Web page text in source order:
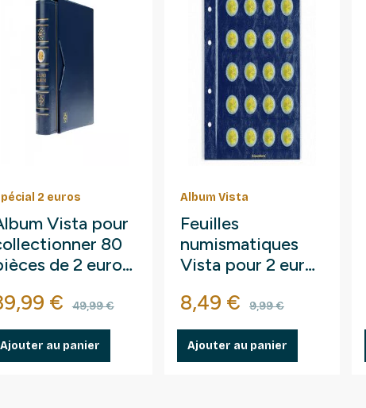
2 euros
Vista pour
80
de 2 euros
€ Prix de base
49,99 €
Ajouter au panier
Album Vista
Feuilles
numismatiques
Vista pour 2 euros
Prix
8,49 € Prix de base
9,99 €
Ajouter au panier